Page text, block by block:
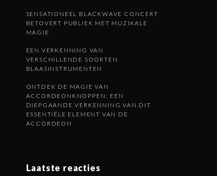
SENSATIONEEL BLACKWAVE CONCERT
BETOVERT PUBLIEK MET MUZIKALE
MAGIE
EEN VERKENNING VAN
VERSCHILLENDE SOORTEN
BLAASINSTRUMENTEN
ONTDEK DE MAGIE VAN
ACCORDEONKNOPPEN: EEN
DIEPGAANDE VERKENNING VAN DIT
ESSENTIËLE ELEMENT VAN DE
ACCORDEON
Laatste reacties